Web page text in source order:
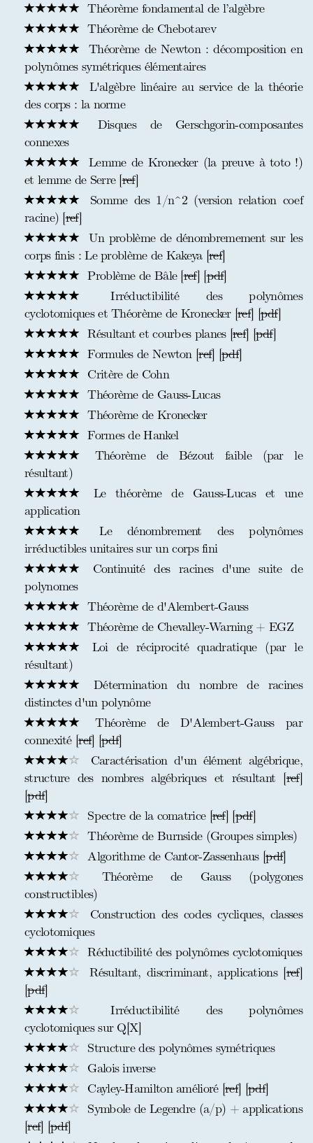
Théorème fondamental de l’algèbre
Théorème de Chebotarev
Théorème de Newton : décomposition en
polynômes symétriques élémentaires
L'algèbre linéaire au service de la théorie
des corps : la norme
Disques de Gerschgorin-composantes
connexes
Lemme de Kronecker (la preuve à toto !)
et lemme de Serre [ref]
Somme des 1/n^2 (version relation coef
racine) [ref]
Un problème de dénombremement sur les
corps finis : Le problème de Kakeya [ref]
Problème de Bâle [ref] [pdf]
Irréductibilité des polynômes
cyclotomiques et Théorème de Kronecker [ref] [pdf]
Résultant et courbes planes [ref] [pdf]
Formules de Newton [ref] [pdf]
Critère de Cohn
Théorème de Gauss-Lucas
Théorème de Kronecker
Formes de Hankel
Théorème de Bézout faible (par le
résultant)
Le théorème de Gauss-Lucas et une
application
Le dénombrement des polynômes
irréductibles unitaires sur un corps fini
Continuité des racines d'une suite de
polynomes
Théorème de d'Alembert-Gauss
Théorème de Chevalley-Warning + EGZ
Loi de réciprocité quadratique (par le
résultant)
Détermination du nombre de racines
distinctes d'un polynôme
Théorème de D'Alembert-Gauss par
connexité [ref] [pdf]
Caractérisation d'un élément algébrique,
structure des nombres algébriques et résultant [ref]
[pdf]
Spectre de la comatrice [ref] [pdf]
Théorème de Burnside (Groupes simples)
Algorithme de Cantor-Zassenhaus [pdf]
Théorème de Gauss (polygones
constructibles)
Construction des codes cycliques, classes
cyclotomiques
Réductibilité des polynômes cyclotomiques
Résultant, discriminant, applications [ref]
[pdf]
Irréductibilité des polynômes
cyclotomiques sur Q[X]
Structure des polynômes symétriques
Galois inverse
Cayley-Hamilton amélioré [ref] [pdf]
Symbole de Legendre (a/p) + applications
[ref] [pdf]